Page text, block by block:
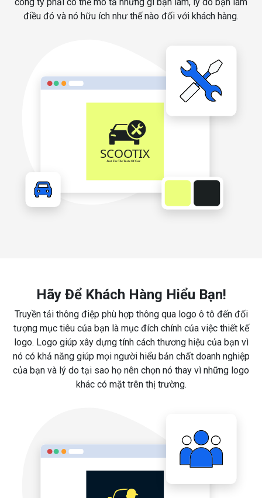
điều đó và nó hữu ích như thế nào đối với khách hàng.
Hãy Để Khách Hàng Hiểu Bạn!
Truyền tải thông điệp phù hợp thông qua logo ô tô đến đối
tượng mục tiêu của bạn là mục đích chính của việc thiết kế
logo. Logo giúp xây dựng tính cách thương hiệu của bạn vì
nó có khả năng giúp mọi người hiểu bản chất doanh nghiệp
của bạn và lý do tại sao họ nên chọn nó thay vì những logo
khác có mặt trên thị trường.